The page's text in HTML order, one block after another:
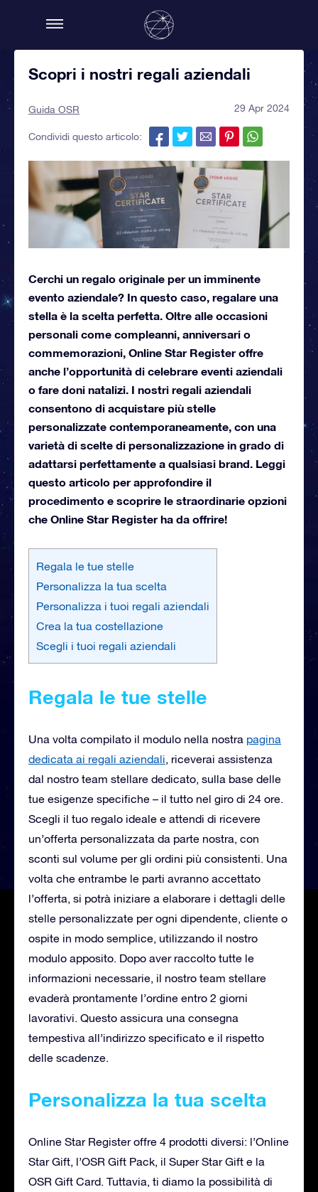
Scopri i nostri regali aziendali
Guida OSR 29 Apr 2024
Condividi questo articolo:
Cerchi un regalo originale per un imminente
evento aziendale? In questo caso, regalare una
stella è la scelta perfetta. Oltre alle occasioni
personali come compleanni, anniversari o
commemorazioni, Online Star Register offre
anche l’opportunità di celebrare eventi aziendali
o fare doni natalizi. I nostri regali aziendali
consentono di acquistare più stelle
personalizzate contemporaneamente, con una
varietà di scelte di personalizzazione in grado di
adattarsi perfettamente a qualsiasi brand. Leggi
questo articolo per approfondire il
procedimento e scoprire le straordinarie opzioni
che Online Star Register ha da offrire!
Regala le tue stelle
Personalizza la tua scelta
Personalizza i tuoi regali aziendali
Crea la tua costellazione
Scegli i tuoi regali aziendali
Regala le tue stelle
Una volta compilato il modulo nella nostra pagina
dedicata ai regali aziendali, riceverai assistenza
dal nostro team stellare dedicato, sulla base delle
tue esigenze specifiche – il tutto nel giro di 24 ore.
Scegli il tuo regalo ideale e attendi di ricevere
un’offerta personalizzata da parte nostra, con
sconti sul volume per gli ordini più consistenti. Una
volta che entrambe le parti avranno accettato
l’offerta, si potrà iniziare a elaborare i dettagli delle
stelle personalizzate per ogni dipendente, cliente o
ospite in modo semplice, utilizzando il nostro
modulo apposito. Dopo aver raccolto tutte le
informazioni necessarie, il nostro team stellare
evaderà prontamente l’ordine entro 2 giorni
lavorativi. Questo assicura una consegna
tempestiva all’indirizzo specificato e il rispetto
delle scadenze.
Personalizza la tua scelta
Online Star Register offre 4 prodotti diversi: l’Online
Star Gift, l’OSR Gift Pack, il Super Star Gift e la
OSR Gift Card. Tuttavia, ti diamo la possibilità di